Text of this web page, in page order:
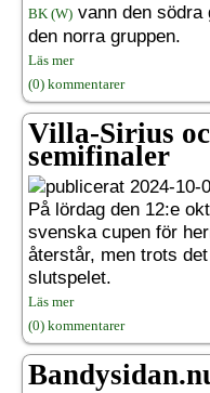
BK (W) vann den södra
den norra gruppen.
Läs mer
(0) kommentarer
Villa-Sirius
semifinaler
2024-10-
På lördag den 12:e
svenska cupen för
återstår, men trots
slutspelet.
Läs mer
(0) kommentarer